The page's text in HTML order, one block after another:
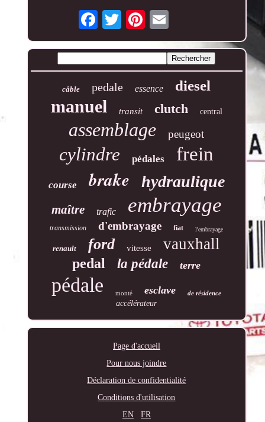
câble pedale essence diesel
manuel transit clutch central
assemblage peugeot
cylindre pédales frein
course brake hydraulique
maître trafic embrayage
transmission d'embrayage fiat l'embrayage
renault ford vitesse vauxhall
pedal la pédale terre
pédale monté esclave de résidence
accélérateur
Page d'accueil
Pour nous joindre
Déclaration de confidentialité
Conditions d'utilisation
EN
FR